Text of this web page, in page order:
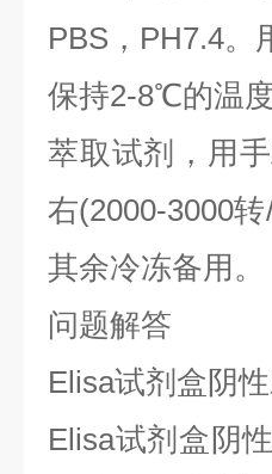
PBS，PH7.4。
保持2-8℃的温
萃取试剂，用
右(2000-3000
其余冷冻备用。
问题解答
Elisa试剂盒阴
Elisa试剂盒阴